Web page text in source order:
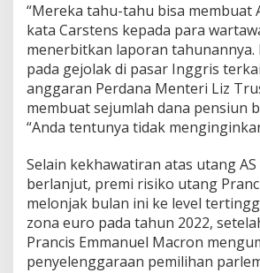
u
m
l
a
h
N
e
g
r
a
“Mereka tahu-tahu bisa membuat
kata Carstens kepada para
menerbitkan laporan tahunannya.
pada gejolak di pasar Inggris
anggaran Perdana Menteri Liz
membuat sejumlah dana pensiun
“Anda tentunya tidak
Selain kekhawatiran atas utang
berlanjut, premi risiko utang
melonjak bulan ini ke level
zona euro pada tahun 2022,
Prancis Emmanuel Macron
penyelenggaraan pemilihan